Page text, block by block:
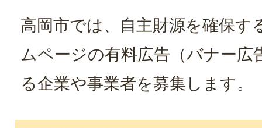
高岡市では、自主財源を確保す
ムページの有料広告（バナー広
る企業や事業者を募集します。